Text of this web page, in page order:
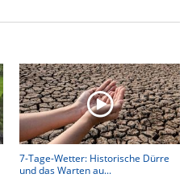
7-Tage-Wetter: Historische Dürre
und das Warten au...